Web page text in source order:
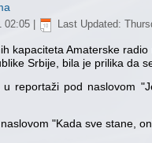
02:05| Last Updated:
kapaciteta Amaterske
Srbije, bila je prilika da
reportaži pod naslovom
"Kada sve stane,